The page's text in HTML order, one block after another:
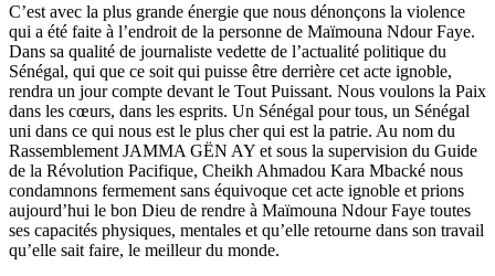
C’est avec la plus grande énergie que nous dénonçons la violence
qui a été faite à l’endroit de la personne de Maïmouna Ndour Faye.
Dans sa qualité de journaliste vedette de l’actualité politique du
Sénégal, qui que ce soit qui puisse être derrière cet acte ignoble,
rendra un jour compte devant le Tout Puissant. Nous voulons la Paix
dans les cœurs, dans les esprits. Un Sénégal pour tous, un Sénégal
uni dans ce qui nous est le plus cher qui est la patrie. Au nom du
Rassemblement JAMMA GËN AY et sous la supervision du Guide
de la Révolution Pacifique, Cheikh Ahmadou Kara Mbacké nous
condamnons fermement sans équivoque cet acte ignoble et prions
aujourd’hui le bon Dieu de rendre à Maïmouna Ndour Faye toutes
ses capacités physiques, mentales et qu’elle retourne dans son travail
qu’elle sait faire, le meilleur du monde.